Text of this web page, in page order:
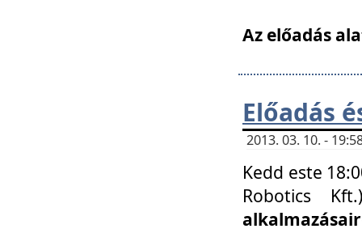
Az előadás
Előadás
2013. 03. 10. -
Kedd este
Robotics